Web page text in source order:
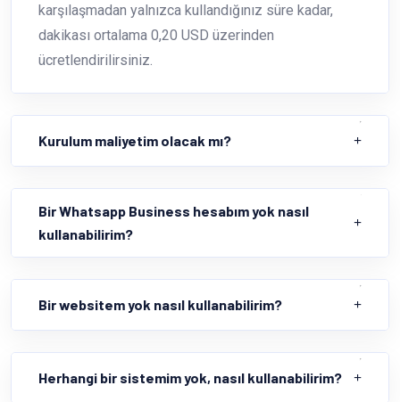
karşılaşmadan yalnızca kullandığınız süre kadar,
dakikası ortalama 0,20 USD üzerinden
ücretlendirilirsiniz.
Kurulum maliyetim olacak mı?
Bir Whatsapp Business hesabım yok nasıl
kullanabilirim?
Bir websitem yok nasıl kullanabilirim?
Herhangi bir sistemim yok, nasıl kullanabilirim?